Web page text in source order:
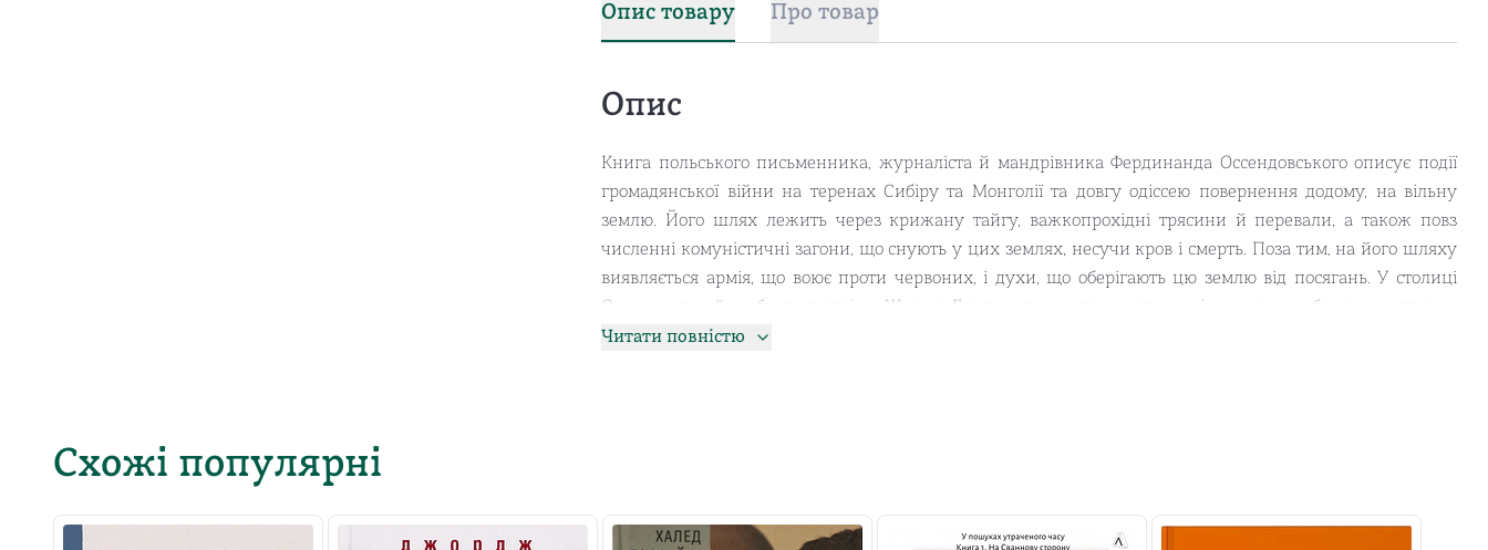
Опис товару Про товар
Опис
Книга польського письменника, журналіста й мандрівника Фердинанда Оссендовського описує події
громадянської війни на теренах Сибіру та Монголії та довгу одіссею повернення додому, на вільну
землю. Його шлях лежить через крижану тайгу, важкопрохідні трясини й перевали, а також повз
численні комуністичні загони, що снують у цих землях, несучи кров і смерть. Поза тим, на його шляху
виявляється армія, що воює проти червоних, і духи, що оберігають цю землю від посягань. У столиці
Оссендовський особисто зустрічає Живого Будду, а також проводить час із «кривавим бароном», стаючи
одним із небагатьох свідків розквіту короткого періоду існування Боґдо-ханської Монголії.
Читати повністю
Схожі популярні